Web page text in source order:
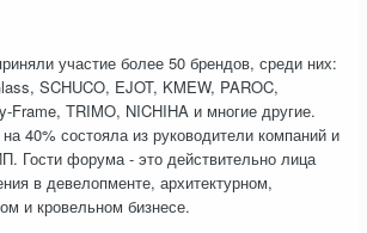
участие более 50 брендов, среди них:
SCHUCO, EJOT, KMEW, PAROC,
Frame, TRIMO, NICHIHA и многие другие.
40% состояла из руководители компаний и
Гости форума - это действительно лица
в девелопменте, архитектурном,
и кровельном бизнесе.